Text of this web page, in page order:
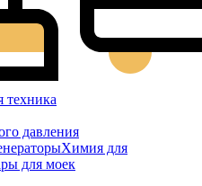
давления
Химия для
для моек